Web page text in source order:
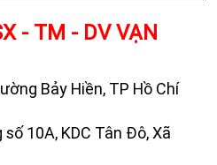
- TM - DV VẠN
Bảy Hiền, TP Hồ Chí
10A, KDC Tân Đô, Xã